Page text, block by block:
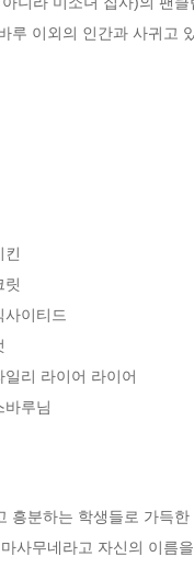
루 이외의 인간과 사귀고
킨
릿
이티드
리 라이어 라이어
바루님
흥분하는 학생들로 가득
사무네라고 자신의 이름